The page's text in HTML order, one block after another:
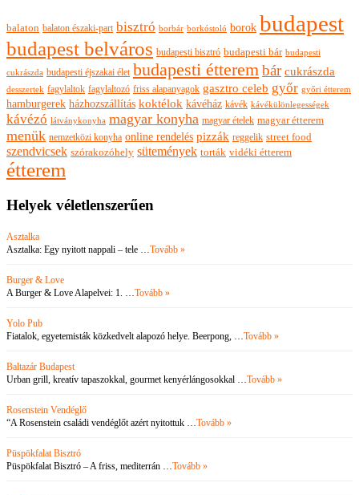
balaton balaton északi-part bisztró borbár borkóstoló borok budapest
budapest belváros budapesti bisztró budapesti bár budapesti
cukrászda budapesti éjszakai élet budapesti étterembár cukrászda
desszertek fagylaltok fagylaltozó friss alapanyagok gasztro celeb győr győri étterem
hamburgerek házhozszállítás koktélok kávéház kávék kávékülönlegességek
kávézó látványkonyha magyar konyha magyar ételek magyar étterem
menük nemzetközi konyha online rendelés pizzák reggelik street food
szendvicsek szórakozóhely sütemények torták vidéki étterem
étterem
Helyek véletlenszerűen
Asztalka
Asztalka: Egy nyitott nappali – tele …Tovább »
Burger & Love
A Burger & Love Alapelvei: 1. …Tovább »
Yolo Pub
Fiatalok, egyetemisták közkedvelt alapozó helye. Beerpong, …Tovább »
Baltazár Budapest
Urban grill, kreatív tapaszokkal, gourmet kenyérlángosokkal …Tovább »
Rosenstein Vendéglő
“A Rosenstein családi vendéglőt azért nyitottuk …Tovább »
Püspökfalat Bisztró
Püspökfalat Bisztró – A friss, mediterrán …Tovább »